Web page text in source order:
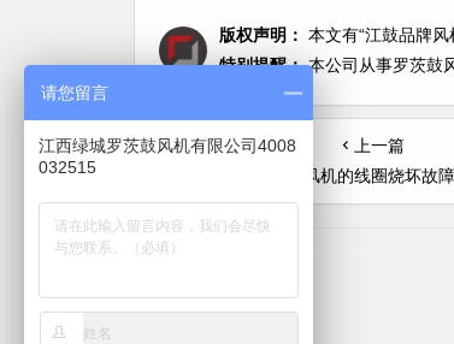
版权声明： 本文有“江鼓品牌
特别提醒：本公司从事罗茨鼓
上一篇
高压鼓风机的线圈烧坏故
请您留言
江西绿城罗茨鼓风机有限公司4008
032515